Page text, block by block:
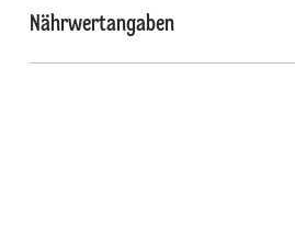
Nährwertangaben